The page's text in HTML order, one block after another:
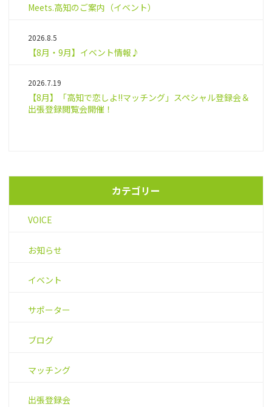
Meets.高知のご案内（イベント）
2026.8.5
【8月・9月】イベント情報♪
2026.7.19
【8月】「高知で恋しよ!!マッチング」スペシャル登録会＆
出張登録閲覧会開催！
カテゴリー
VOICE
お知らせ
イベント
サポーター
ブログ
マッチング
出張登録会